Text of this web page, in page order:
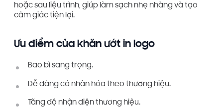
hoặc sau liệu trình, giúp làm sạch nhẹ nhàng và tạo
cảm giác tiện lợi.
Ưu điểm của khăn ướt in logo
Bao bì sang trọng.
Dễ dàng cá nhân hóa theo thương hiệu.
Tăng độ nhận diện thương hiệu.